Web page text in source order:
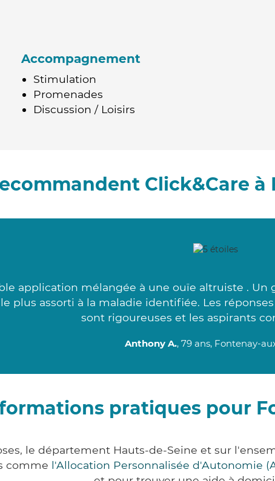
Accompagnement
Stimulation
Promenades
Discussion / Loisirs
Click&Care à
application mélangée à une ouïe altruiste .
plus assorti à la maladie identifiée. Les
sont rigoureuses et les aspirants
Anthony A., 79 ans, Fontenay-
pratiques pour
le département Hauts-de-Seine et sur
comme l'Allocation Personnalisée d'Autonomie